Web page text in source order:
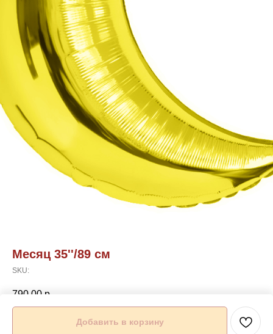
Месяц 35''/89 см
SKU:
790,00 р.
Добавить в корзину